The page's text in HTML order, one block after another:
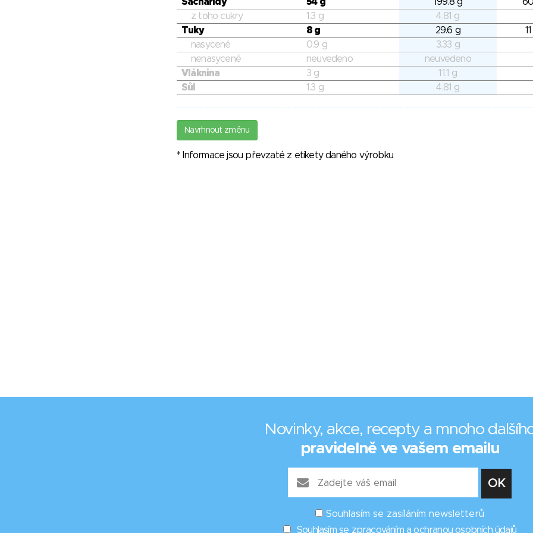
Sacharidy 54 g 199.8 g
z toho cukry
1.3 g
4.81 g
Tuky
8 g 29.6 g
nasycené
0.9 g
3.33 g
nenasycené
neuvedeno
neuvedeno
Vláknina
3 g
11.1 g
Sůl
1.3 g 4.81 g
Navrhnout změnu
* Informace jsou převzaté z etikety daného výrobku
Novinky, akce, recepty a mnoho
pravidelně ve vašem emailu
Souhlasím se zasíláním newsletterů
Souhlasím se zpracováním a ochranou osobních údajů